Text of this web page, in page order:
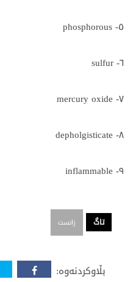
٥- ‏phosphorous
٦- sulfur
٧- mercury oxide
٨- depholgisticate
٩- inflammable
تاگ زانست
بڵاوکردنەوە: